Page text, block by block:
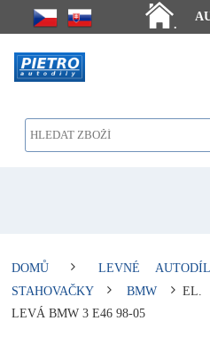
.
DOMŮ LEVNÉ
STAHOVAČKY
BMW
EL.
LEVÁ BMW 3 E46 98-05